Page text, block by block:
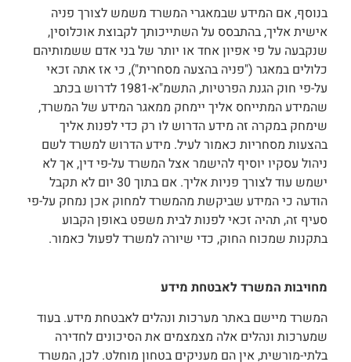
בנוסף, אם המידע שבמאגרי המשרד משמש לצורך פניה
אישית אליך, בהתבסס על השתייכותך לקבוצת אוכלוסין,
שנקבעה על פי אפיון אחד או יותר של בני אדם ששמותיהם
כלולים במאגר ("פניה בהצעה מסחרית"), כי אז אתה זכאי
על-פי חוק הגנת הפרטיות, התשמ"א-1981 לדרוש בכתב
שהמידע המתייחס אליך יימחק ממאגר המידע של המשרד,
שימחק במקרה זה מידע הדרוש לו רק כדי לפנות אליך
בהצעות מסחריות כאמור לעיל. מידע הדרוש למשרד לשם
ניהול עסקיו יוסיף להישמר אצל המשרד על-פי דין, אך לא
ישמש עוד לצורך פניות אליך. אם בתוך 30 יום לא תקבל
הודעה כי המידע שביקשת מהמשרד למחוק אכן נמחק על-פי
סעיף זה, תהיה זכאי לפנות לבית משפט באופן הקבוע
בתקנות שמכוח החוק, כדי שיורה למשרד לפעול כאמור.
מחויבות המשרד לאבטחת מידע
המשרד מיישם באתר מערכות ונהלים לאבטחת מידע. בעוד
שמערכות ונהלים אלה מצמצמים את הסיכונים לחדירה
בלתי-מורשית, אין הם מעניקים בטחון מוחלט. לכן, המשרד